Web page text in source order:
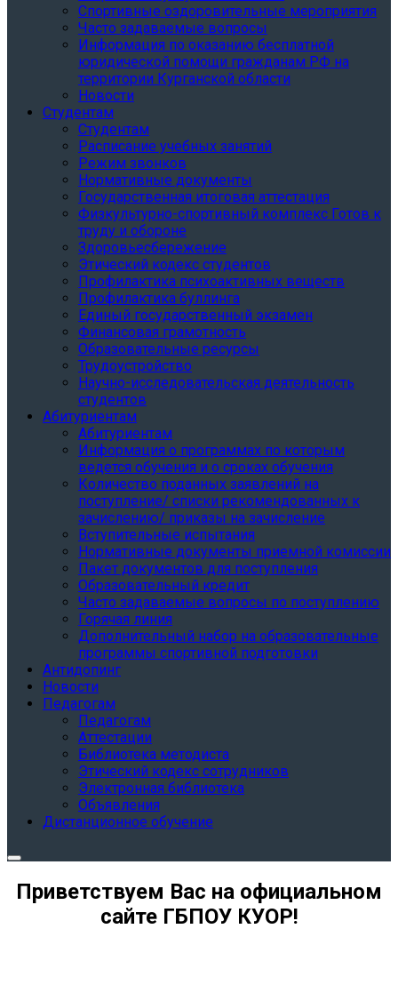
Спортивные оздоровительные мероприятия
Часто задаваемые вопросы
Информация по оказанию бесплатной
юридической помощи гражданам РФ на
территории Курганской области
Новости
Студентам
Студентам
Расписание учебных занятий
Режим звонков
Нормативные документы
Государственная итоговая аттестация
Физкультурно-спортивный комплекс Готов к
труду и обороне
Здоровьесбережение
Этический кодекс студентов
Профилактика психоактивных веществ
Профилактика буллинга
Единый государственный экзамен
Финансовая грамотность
Образовательные ресурсы
Трудоустройство
Научно-исследовательская деятельность
студентов
Абитуриентам
Абитуриентам
Информация о программах по которым
ведется обучения и о сроках обучения
Количество поданных заявлений на
поступление/ списки рекомендованных к
зачислению/ приказы на зачисление
Вступительные испытания
Нормативные документы приемной комиссии
Пакет документов для поступления
Образовательный кредит
Часто задаваемые вопросы по поступлению
Горячая линия
Дополнительный набор на образовательные
программы спортивной подготовки
Антидопинг
Новости
Педагогам
Педагогам
Аттестации
Библиотека методиста
Этический кодекс сотрудников
Электронная библиотека
Объявления
Дистанционное обучение
Приветствуем Вас на официальном
сайте ГБПОУ КУОР!